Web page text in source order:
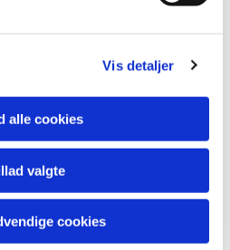
Vis detaljer
alle cookies
valgte
cookies